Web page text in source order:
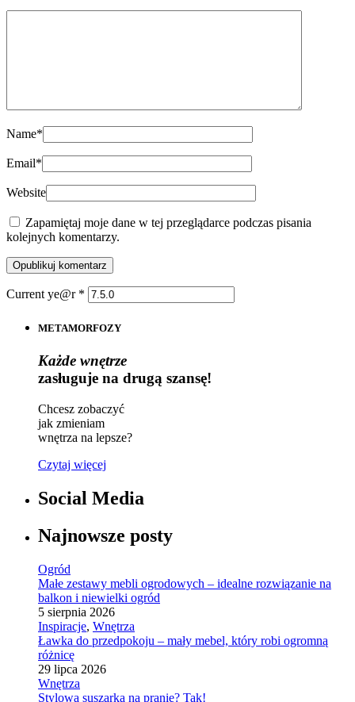
Name*
Email*
Website
Zapamiętaj moje dane w tej przeglądarce podczas pisania
kolejnych komentarzy.
Current ye@r *
METAMORFOZY
Każde wnętrze
zasługuje na drugą szansę!
Chcesz zobaczyć
jak zmieniam
wnętrza na lepsze?
Czytaj więcej
Social Media
Najnowsze posty
Ogród
Małe zestawy mebli ogrodowych – idealne rozwiązanie na
balkon i niewielki ogród
5 sierpnia 2026
Inspiracje, Wnętrza
Ławka do przedpokoju – mały mebel, który robi ogromną
różnicę
29 lipca 2026
Wnętrza
Stylowa suszarka na pranie? Tak!